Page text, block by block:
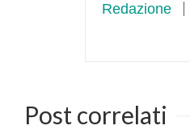
Redazione
Post correlati